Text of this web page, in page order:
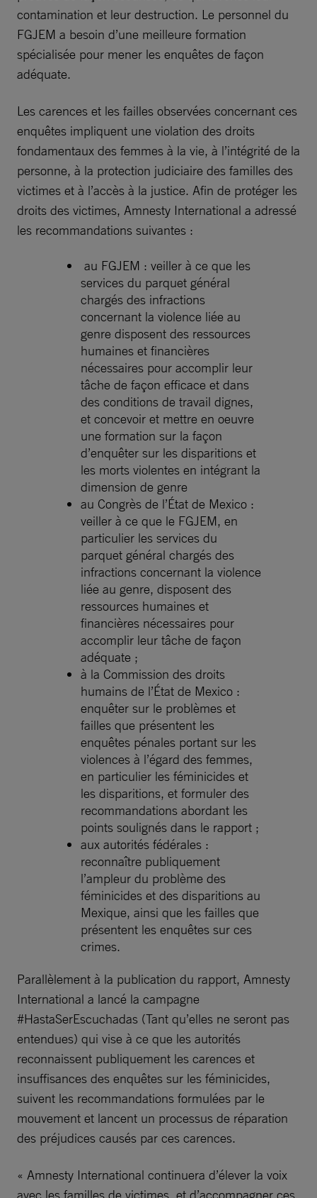
contamination et leur destruction. Le personnel du
FGJEM a besoin d’une meilleure formation
spécialisée pour mener les enquêtes de façon
adéquate.
Les carences et les failles observées concernant ces
enquêtes impliquent une violation des droits
fondamentaux des femmes à la vie, à l’intégrité de la
personne, à la protection judiciaire des familles des
victimes et à l’accès à la justice. Afin de protéger les
droits des victimes, Amnesty International a adressé
les recommandations suivantes :
au FGJEM : veiller à ce que les
services du parquet général
chargés des infractions
concernant la violence liée au
genre disposent des ressources
humaines et financières
nécessaires pour accomplir leur
tâche de façon efficace et dans
des conditions de travail dignes,
et concevoir et mettre en oeuvre
une formation sur la façon
d’enquêter sur les disparitions et
les morts violentes en intégrant la
dimension de genre
au Congrès de l’État de Mexico :
veiller à ce que le FGJEM, en
particulier les services du
parquet général chargés des
infractions concernant la violence
liée au genre, disposent des
ressources humaines et
financières nécessaires pour
accomplir leur tâche de façon
adéquate ;
à la Commission des droits
humains de l’État de Mexico :
enquêter sur le problèmes et
failles que présentent les
enquêtes pénales portant sur les
violences à l’égard des femmes,
en particulier les féminicides et
les disparitions, et formuler des
recommandations abordant les
points soulignés dans le rapport ;
aux autorités fédérales :
reconnaître publiquement
l’ampleur du problème des
féminicides et des disparitions au
Mexique, ainsi que les failles que
présentent les enquêtes sur ces
crimes.
Parallèlement à la publication du rapport, Amnesty
International a lancé la campagne
#HastaSerEscuchadas (Tant qu’elles ne seront pas
entendues) qui vise à ce que les autorités
reconnaissent publiquement les carences et
insuffisances des enquêtes sur les féminicides,
suivent les recommandations formulées par le
mouvement et lancent un processus de réparation
des préjudices causés par ces carences.
« Amnesty International continuera d’élever la voix
avec les familles de victimes, et d’accompagner ces